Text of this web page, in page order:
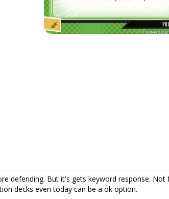
defending. But it's gets keyword response. Not
decks even today can be a ok option.